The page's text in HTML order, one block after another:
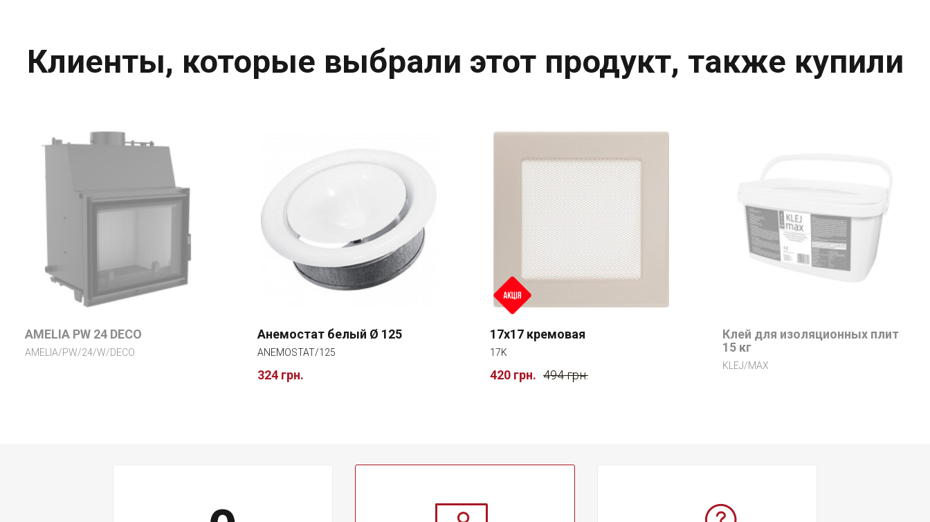
Клиенты, которые выбрали этот продукт, также купили
AMELIA PW 24 DECO
AMELIA/PW/24/W/DECO
Анемостат белый Ø 125
ANEMOSTAT/125
324 грн.
17x17 кремовая
17K
420 грн. 494 грн.
Клей для изоляционных плит
15 кг
KLEJ/MAX